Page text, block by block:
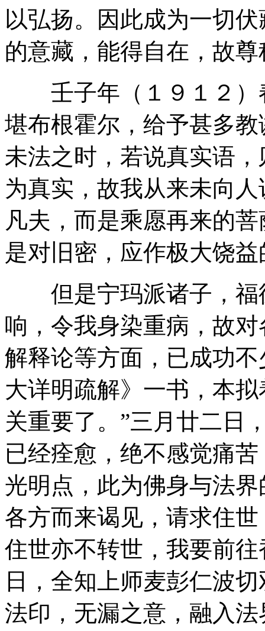
以弘扬。因此成为一切
的意藏，能得自在，故
壬子年（１９１２）
堪布根霍尔，给予甚多
未法之时，若说真实语
为真实，故我从来未向
凡夫，而是乘愿再来的
是对旧密，应作极大饶
但是宁玛派诸子，福
响，令我身染重病，故
解释论等方面，已成功
大详明疏解》一书，本
关重要了。”三月廿二日
已经痊愈，绝不感觉痛
光明点，此为佛身与法
各方而来谒见，请求住
住世亦不转世，我要前
日，全知上师麦彭仁波
法印，无漏之意，融入